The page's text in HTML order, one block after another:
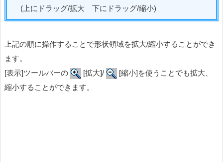
(上にドラッグ/拡大 下にドラッグ/縮小)
上記の順に操作することで形状領域を拡大/縮小することができ
ます。
[表示]ツールバーの
[拡大]/
[縮小]を使うことでも拡大、
縮小することができます。